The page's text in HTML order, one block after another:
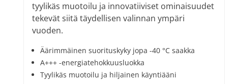
tyylikäs muotoilu ja innovatiiviset ominaisuudet
tekevät siitä täydellisen valinnan ympäri
vuoden.
Äärimmäinen suorituskyky jopa -40 °C saakka
A+++ -energiatehokkuusluokka
Tyylikäs muotoilu ja hiljainen käyntiääni